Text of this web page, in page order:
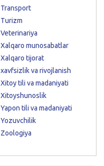
Transport
Turizm
Veterinariya
Xalqaro munosabatlar
Xalqaro tijorat
xavfsizlik va rivojlanish
Xitoy tili va madaniyati
Xitoyshunoslik
Yapon tili va madaniyati
Yozuvchilik
Zoologiya